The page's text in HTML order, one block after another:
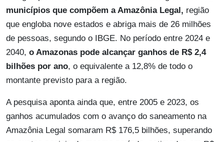
municípios que compõem a Amazônia Legal, região
que engloba nove estados e abriga mais de 26 milhões
de pessoas, segundo o IBGE. No período entre 2024 e
2040, o Amazonas pode alcançar ganhos de R$ 2,4
bilhões por ano, o equivalente a 12,8% de todo o
montante previsto para a região.
A pesquisa aponta ainda que, entre 2005 e 2023, os
ganhos acumulados com o avanço do saneamento na
Amazônia Legal somaram R$ 176,5 bilhões, superando